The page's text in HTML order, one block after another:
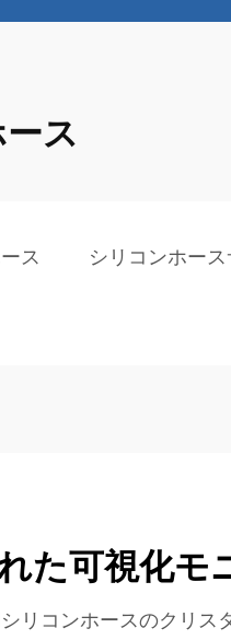
ス
ス シリコンホー
た可視化モ
リコンホースのクリス